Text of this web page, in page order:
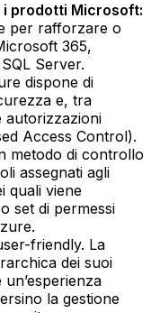
prodotti Microsoft:
per rafforzare o
365,
Server.‍
dispone di
e, tra
autorizzazioni
Access Control).
metodo di controllo
assegnati agli
quali viene
set di permessi
friendly. La
dei suoi
la gestione